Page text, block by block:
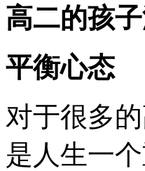
高二的孩
平衡心态
对于很多
是人生一